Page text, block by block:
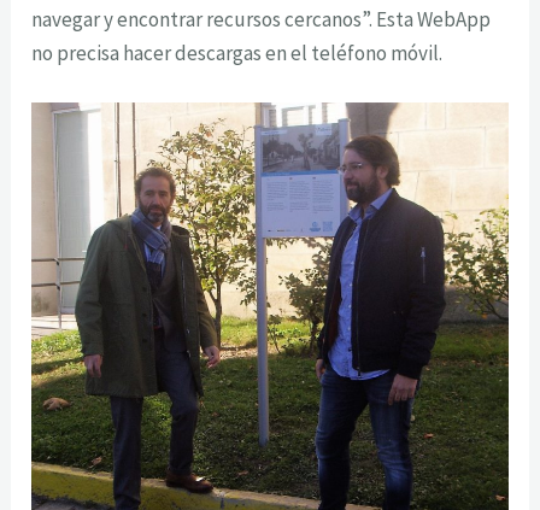
navegar y encontrar recursos cercanos”. Esta WebApp
no precisa hacer descargas en el teléfono móvil.